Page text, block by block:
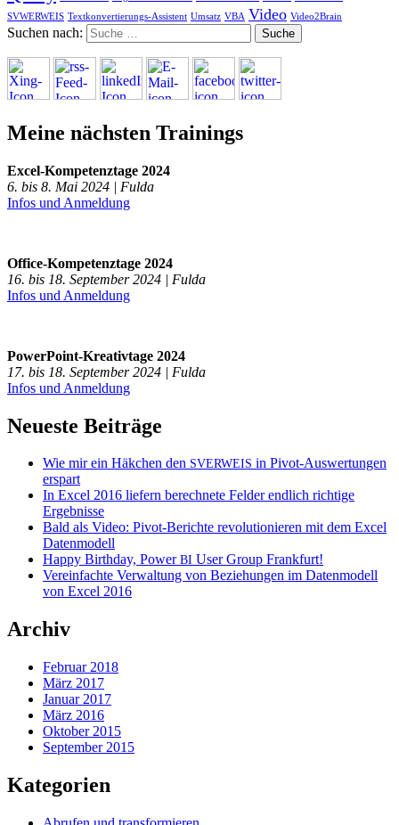
SVWERWEIS Textkonvertierungs-Assistent Umsatz VBA Video Video2Brain
Suchen nach:
Meine nächsten Trainings
Excel-Kompetenztage 2024
6. bis 8. Mai 2024 | Fulda
Infos und Anmeldung
Office-Kompetenztage 2024
16. bis 18. September 2024 | Fulda
Infos und Anmeldung
PowerPoint-Kreativtage 2024
17. bis 18. September 2024 | Fulda
Infos und Anmeldung
Neueste Beiträge
Wie mir ein Häkchen den SVERWEIS in Pivot-Auswertungen
erspart
In Excel 2016 liefern berechnete Felder endlich richtige
Ergebnisse
Bald als Video: Pivot-Berichte revolutionieren mit dem Excel
Datenmodell
Happy Birthday, PowerBI User Group Frankfurt!
Vereinfachte Verwaltung von Beziehungen im Datenmodell
von Excel 2016
Archiv
Februar 2018
März 2017
Januar 2017
März 2016
Oktober 2015
September 2015
Kategorien